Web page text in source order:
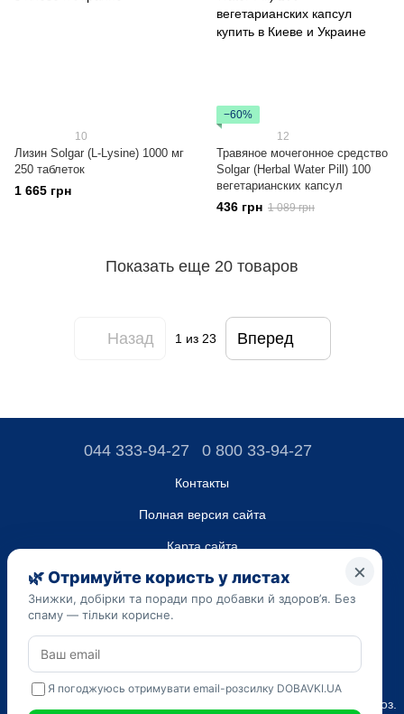
10
Лизин Solgar (L-Lysine) 1000 мг
250 таблеток
1 665 грн
−60%
12
Травяное мочегонное средство
Solgar (Herbal Water Pill) 100
вегетарианских капсул
436 грн 1 089 грн
Показать еще 20 товаров
Назад 1 из 23 Вперед
044 333-94-27 0 800 33-94-27
Контакты
Полная версия сайта
Карта сайта
ТОВ “ДО ЮА”,
Код ЄДРПОУ 45223262
Дата регистрации 14.09.2023
Приведенная на сайте dobavki.ua информация носит
исключительно ознакомительный характер. Не используйте
нашу информацию для диагностики и лечения. Только ваш
Лечащий врач может назначать препараты и составлять диагноз.